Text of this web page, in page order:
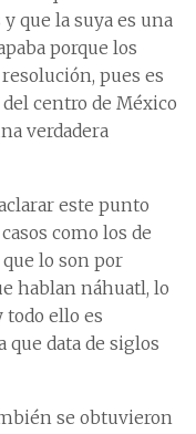
que la suya es una
porque los
pues es
centro de México
verdadera
este punto
como los de
lo son por
hablan náhuatl, lo
todo ello es
data de siglos
se obtuvieron